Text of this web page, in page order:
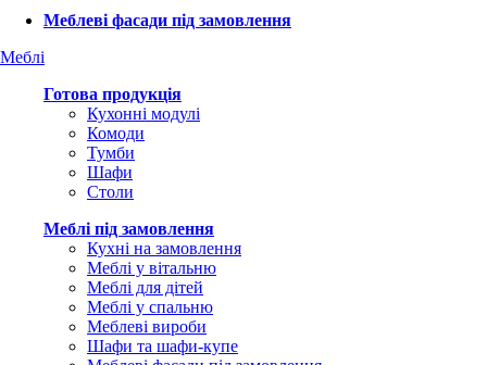
Меблеві фасади під замовлення
Меблі
Готова продукція
Кухонні модулі
Комоди
Тумби
Шафи
Столи
Меблі під замовлення
Кухні на замовлення
Меблі у вітальню
Меблі для дітей
Меблі у спальню
Меблеві вироби
Шафи та шафи-купе